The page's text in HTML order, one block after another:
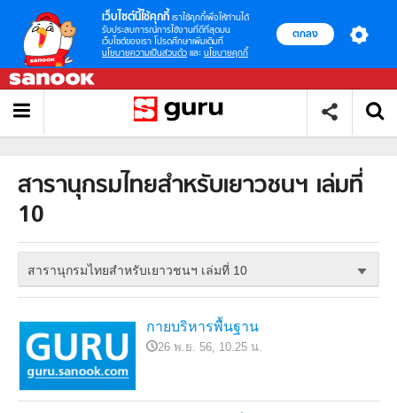
เว็บไซต์นี้ใช้คุกกี้ เราใช้คุกกี้เพื่อให้ท่านได้
รับประสบการณ์การใช้งานที่ดีที่สุดบน
เว็บไซต์ของเรา โปรดศึกษาเพิ่มเติมที่
นโยบายความเป็นส่วนตัว และ นโยบายคุกกี้
ตกลง
สารานุกรมไทยสำหรับเยาวชนฯ เล่มที่
10
สารานุกรมไทยสำหรับเยาวชนฯ เล่มที่ 10
กายบริหารพื้นฐาน
26 พ.ย. 56, 10.25 น.